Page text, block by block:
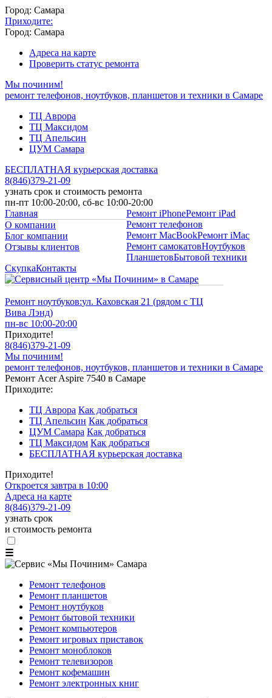
Город: Самара
Приходите:
Город: Самара
Адреса на карте
Проверить статус ремонта
Мы починим!
ремонт телефонов, ноутбуков, планшетов и техники в Самаре
ТЦ Аврора
ТЦ Максидом
ТЦ Апельсин
ЦУМ Самара
БЕСПЛАТНАЯ курьерская доставка
8(846)379-21-09
узнать срок и стоимость ремонта
пн-пт 10:00-20:00, сб-вс 10:00-20:00
Главная
О компании
Блог компании
Отзывы клиентов
Ремонт iPhoneРемонт iPad
Ремонт телефонов
Ремонт MacBookРемонт iMac
Ремонт самокатовНоутбуков
ПланшетовБытовой техники
СкупкаКонтакты
Ремонт ноутбуков:ул. Каховская 21 (рядом с ТЦ
Вива Лэнд)
пн-вс 10:00-20:00
Приходите!
8(846)379-21-09
Мы починим!
ремонт телефонов, ноутбуков, планшетов и техники в Самаре
Ремонт Acer Aspire 7540 в Самаре
Приходите:
ТЦ Аврора Как добраться
ТЦ Апельсин Как добраться
ЦУМ Самара Как добраться
ТЦ Максидом Как добраться
БЕСПЛАТНАЯ курьерская доставка
Приходите!
Откроется завтра в 10:00
Адреса на карте
8(846)379-21-09
узнать срок
и стоимость ремонта
☰
Ремонт телефонов
Ремонт планшетов
Ремонт ноутбуков
Ремонт бытовой техники
Ремонт компьютеров
Ремонт игровых приставок
Ремонт моноблоков
Ремонт телевизоров
Ремонт кофемашин
Ремонт электронных книг